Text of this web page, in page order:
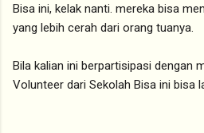
Bisa ini, kelak nanti. mereka bisa
yang lebih cerah dari orang tuanya.
Bila kalian ini berpartisipasi dengan
Volunteer dari Sekolah Bisa ini bisa